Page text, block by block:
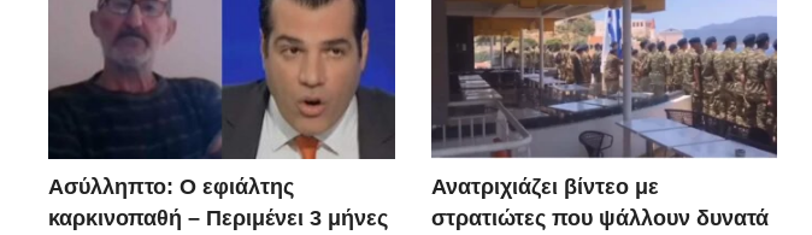
Ασύλληπτο: Ο εφιάλτης
καρκινοπαθή – Περιμένει 3 μήνες
Ανατριχιάζει βίντεο με
στρατιώτες που ψάλλουν δυνατά